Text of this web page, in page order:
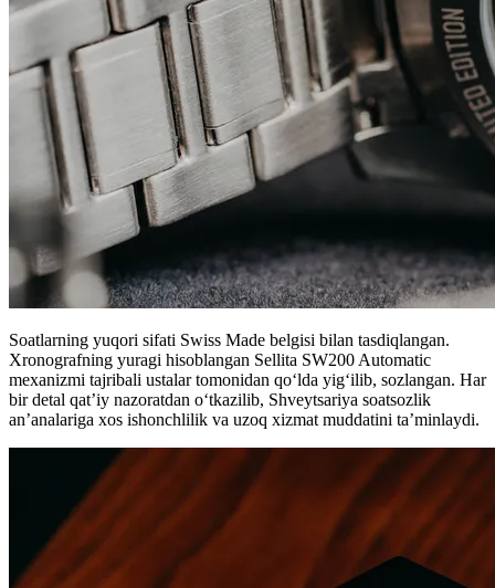
Soatlarning yuqori sifati Swiss Made belgisi bilan tasdiqlangan.
Xronografning yuragi hisoblangan Sellita SW200 Automatic
mexanizmi tajribali ustalar tomonidan qo‘lda yig‘ilib, sozlangan. Har
bir detal qat’iy nazoratdan o‘tkazilib, Shveytsariya soatsozlik
an’analariga xos ishonchlilik va uzoq xizmat muddatini ta’minlaydi.